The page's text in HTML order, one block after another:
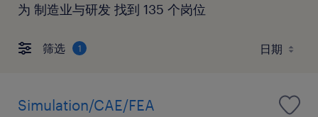
为 制造业与研发 找到 135 个岗位
筛选 1
Simulation/CAE/FEA